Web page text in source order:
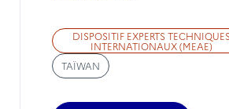
DISPOSITIF EXPERTS TECHNIQUES
INTERNATIONAUX (MEAE)
TAÏWAN